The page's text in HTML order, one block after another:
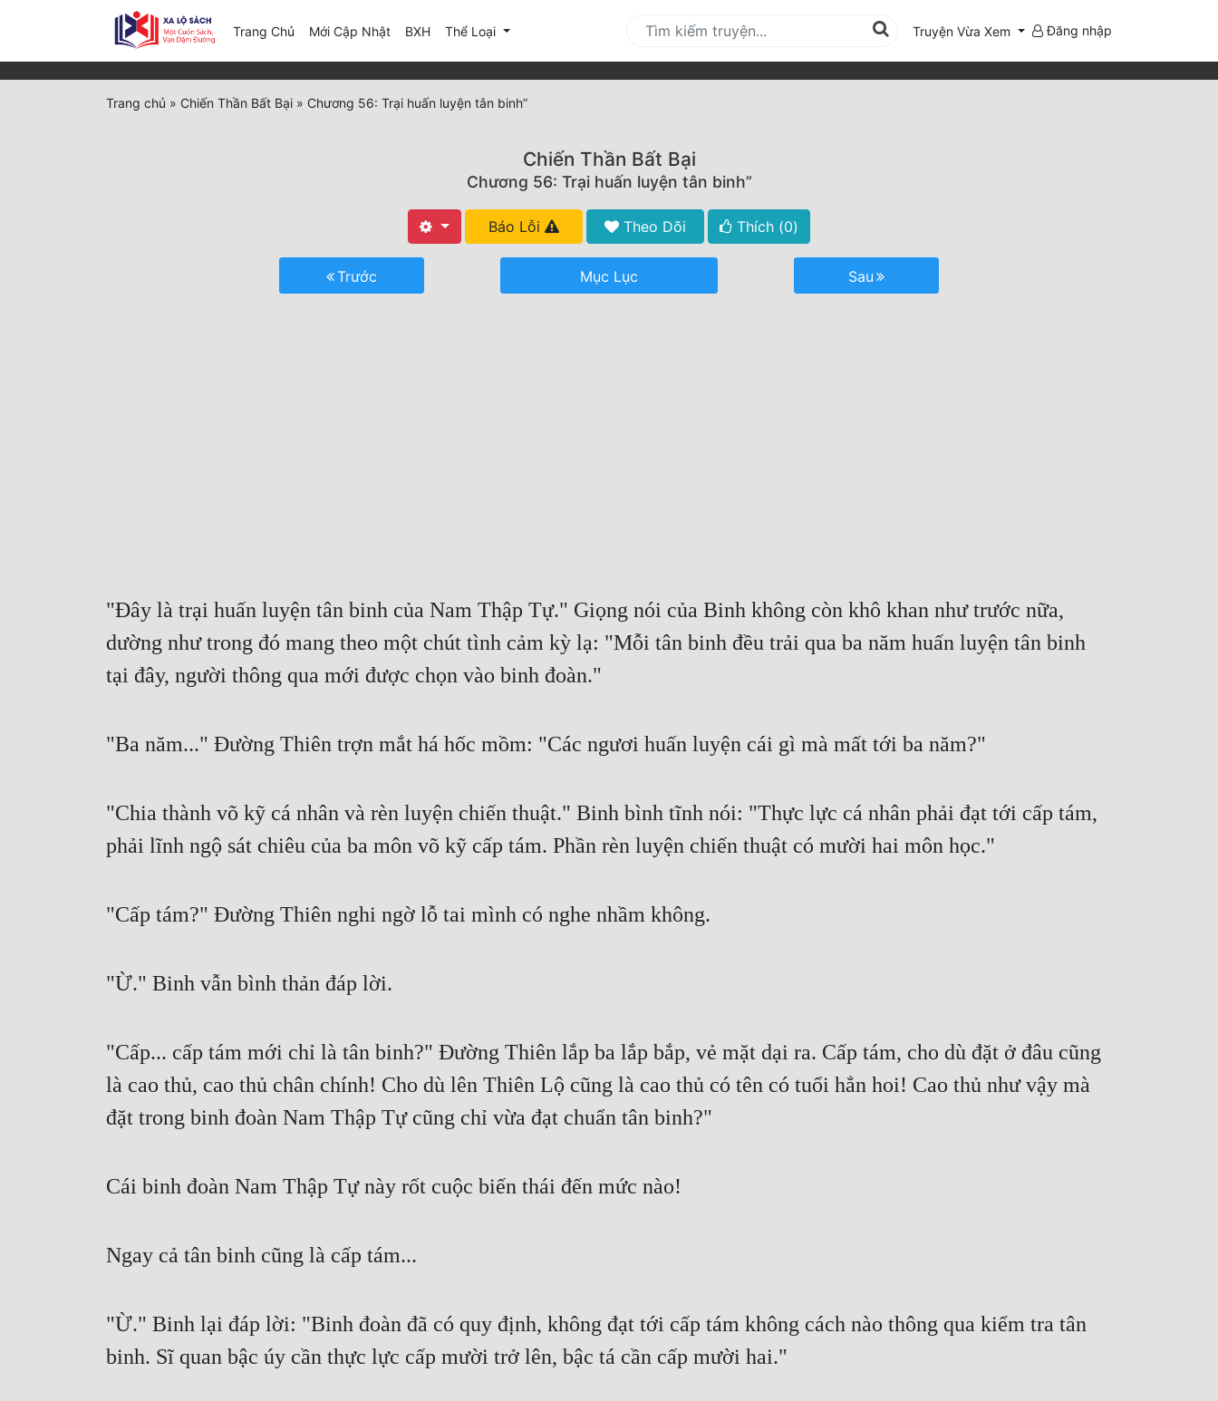
Trang Chủ Mới Cập Nhật(current)
BXH Thể Loại Truyện Vừa Xem Đăng nhập
Trang chủ » Chiến Thần Bất Bại » Chương 56: Trại huấn luyện tân binh”
Chiến Thần Bất Bại
Chương 56: Trại huấn luyện tân binh”
Báo Lỗi Theo Dõi Thích (0)
Trước Mục Lục Sau
"Đây là trại huấn luyện tân binh của Nam Thập Tự." Giọng nói của Binh không còn khô khan như trước nữa,
dường như trong đó mang theo một chút tình cảm kỳ lạ: "Mỗi tân binh đều trải qua ba năm huấn luyện tân binh
tại đây, người thông qua mới được chọn vào binh đoàn."
"Ba năm..." Đường Thiên trợn mắt há hốc mồm: "Các ngươi huấn luyện cái gì mà mất tới ba năm?"
"Chia thành võ kỹ cá nhân và rèn luyện chiến thuật." Binh bình tĩnh nói: "Thực lực cá nhân phải đạt tới cấp tám,
phải lĩnh ngộ sát chiêu của ba môn võ kỹ cấp tám. Phần rèn luyện chiến thuật có mười hai môn học."
"Cấp tám?" Đường Thiên nghi ngờ lỗ tai mình có nghe nhầm không.
"Ừ." Binh vẫn bình thản đáp lời.
"Cấp... cấp tám mới chỉ là tân binh?" Đường Thiên lắp ba lắp bắp, vẻ mặt dại ra. Cấp tám, cho dù đặt ở đâu cũng
là cao thủ, cao thủ chân chính! Cho dù lên Thiên Lộ cũng là cao thủ có tên có tuổi hẳn hoi! Cao thủ như vậy mà
đặt trong binh đoàn Nam Thập Tự cũng chỉ vừa đạt chuẩn tân binh?"
Cái binh đoàn Nam Thập Tự này rốt cuộc biến thái đến mức nào!
Ngay cả tân binh cũng là cấp tám...
"Ừ." Binh lại đáp lời: "Binh đoàn đã có quy định, không đạt tới cấp tám không cách nào thông qua kiểm tra tân
binh. Sĩ quan bậc úy cần thực lực cấp mười trở lên, bậc tá cần cấp mười hai."